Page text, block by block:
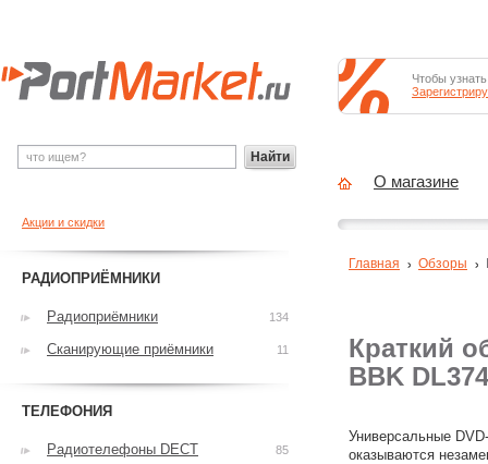
Краткий
BBK
Универсальные
оказываются
Главная Обзоры
Акции и скидки
РАДИОПРИЁМНИКИ
Радиоприёмники 134
Сканирующие приёмники 11
ТЕЛЕФОНИЯ
Радиотелефоны DECT 85
Найти
Чтобы
О магазине